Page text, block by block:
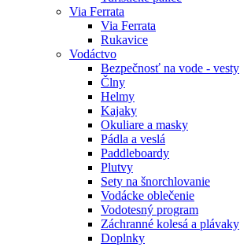
Via Ferrata
Via Ferrata
Rukavice
Vodáctvo
Bezpečnosť na vode - vesty
Člny
Helmy
Kajaky
Okuliare a masky
Pádla a veslá
Paddleboardy
Plutvy
Sety na šnorchlovanie
Vodácke oblečenie
Vodotesný program
Záchranné kolesá a plávaky
Doplnky